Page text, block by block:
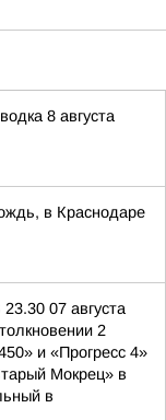
8 августа
в Краснодаре
07 августа
2
и «Прогресс 4»
Мокрец» в
в